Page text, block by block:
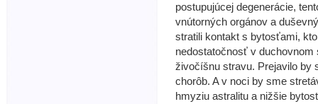
postupujúcej degenerácie,
vnútorných orgánov a
stratili kontakt s bytosťami,
nedostatočnosť v
živočíšnu stravu. Prejavilo by
chorôb. A v noci by sme
hmyziu astralitu a nižšie